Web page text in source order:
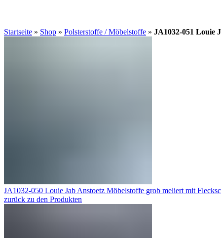
Startseite » Shop » Polsterstoffe / Möbelstoffe » JA1032-051 Louie
JA1032-050 Louie Jab Anstoetz Möbelstoffe grob meliert mit
zurück zu den Produkten